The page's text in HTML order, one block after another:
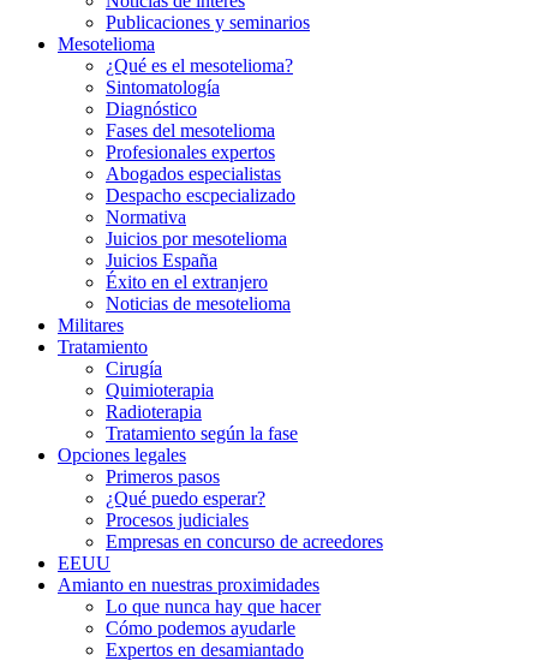
Publicaciones y seminarios
Mesotelioma
¿Qué es el mesotelioma?
Sintomatología
Diagnóstico
Fases del mesotelioma
Profesionales expertos
Abogados especialistas
Despacho escpecializado
Normativa
Juicios por mesotelioma
Juicios España
Éxito en el extranjero
Noticias de mesotelioma
Militares
Tratamiento
Cirugía
Quimioterapia
Radioterapia
Tratamiento según la fase
Opciones legales
Primeros pasos
¿Qué puedo esperar?
Procesos judiciales
Empresas en concurso de acreedores
EEUU
Amianto en nuestras proximidades
Lo que nunca hay que hacer
Cómo podemos ayudarle
Expertos en desamiantado